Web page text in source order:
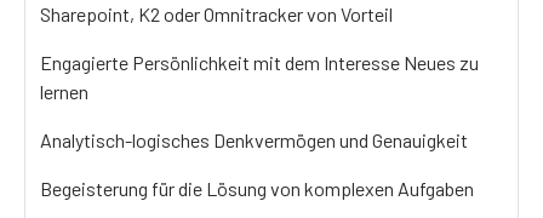
Sharepoint, K2 oder Omnitracker von Vorteil
Engagierte Persönlichkeit mit dem Interesse Neues zu
lernen
Analytisch-logisches Denkvermögen und Genauigkeit
Begeisterung für die Lösung von komplexen Aufgaben